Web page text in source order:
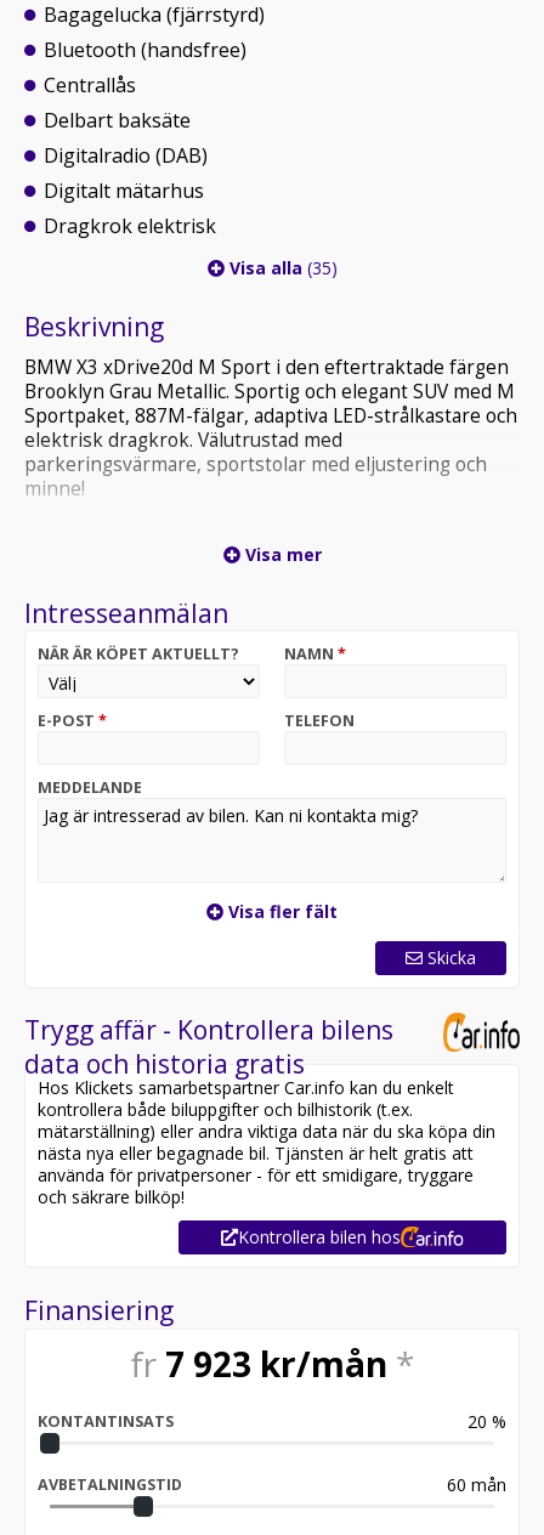
Bagagelucka (fjärrstyrd)
Bluetooth (handsfree)
Centrallås
Delbart baksäte
Digitalradio (DAB)
Digitalt mätarhus
Dragkrok elektrisk
Visa alla (35)
Beskrivning
BMW X3 xDrive20d M Sport i den eftertraktade färgen
Brooklyn Grau Metallic. Sportig och elegant SUV med M
Sportpaket, 887M-fälgar, adaptiva LED-strålkastare och
elektrisk dragkrok. Välutrustad med
parkeringsvärmare, sportstolar med eljustering och
minne!
M Sportpaket
BMW lättmetallfälgar Y-eker 887M
Högglans Shadow Line
M taklist Shadow Line
Helljusassistent
Akustik komfortglas
Elektriskt infällbar dragkrok
Elektriskt justerbara framstolar med minne
Elektrisk ryggstödsjustering för baksäte
Stolsvärme fram
Rattvärme
M läderratt
Klimatautomatik
Parkeringsvärmare
Omgivningsbelysning
Interiörlist Aluminium Rombicle med accentlist
Velourmattor
Antracit takhimmel
Automatiskt avbländbara inner- och ytterbackspeglar
*Motor & Drivlina*
xDrive fyrhjulsdrift
Automatisk växellåda med växlingspaddlar
Performance Control
*Teknik & Multimedia*
Visa mer
Intresseanmälan
NÄR ÄR KÖPET AKTUELLT? NAMN *
E-POST * TELEFON
MEDDELANDE
Visa fler fält
Skicka
Trygg affär - Kontrollera bilens
data och historia gratis
Hos Klickets samarbetspartner Car.info kan du enkelt
kontrollera både biluppgifter och bilhistorik (t.ex.
mätarställning) eller andra viktiga data när du ska köpa din
nästa nya eller begagnade bil. Tjänsten är helt gratis att
använda för privatpersoner - för ett smidigare, tryggare
och säkrare bilköp!
Kontrollera bilen hos
Finansiering
fr 7 923 kr/mån *
KONTANTINSATS 20 %
AVBETALNINGSTID 60 mån